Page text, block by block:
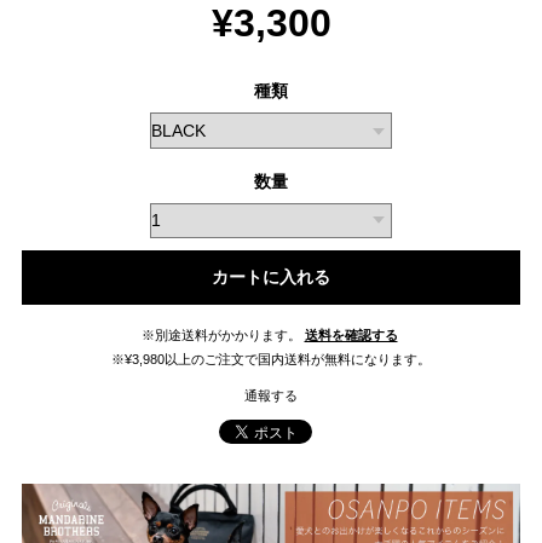
¥3,300
種類
数量
カートに入れる
※別途送料がかかります。
送料を確認する
※¥3,980以上のご注文で国内送料が無料になります。
通報する